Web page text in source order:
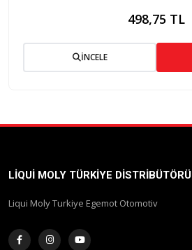
498,75 TL
İNCELE
LIQUI MOLY TÜRKIYE DISTRIBÜTÖRÜ
Liqui Moly Turkiye Egemot Otomotiv